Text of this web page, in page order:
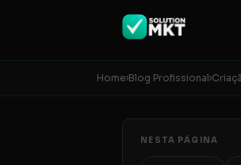
Home›Blog Profissional›
NESTA PÁGINA